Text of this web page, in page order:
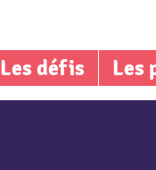
Les défis Les